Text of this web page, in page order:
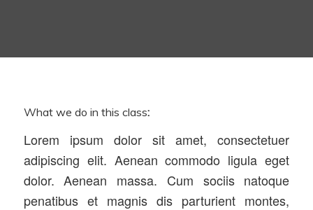
What we do in this class:
Lorem ipsum dolor sit amet, consectetuer
adipiscing elit. Aenean commodo ligula eget
dolor. Aenean massa. Cum sociis natoque
penatibus et magnis dis parturient montes,